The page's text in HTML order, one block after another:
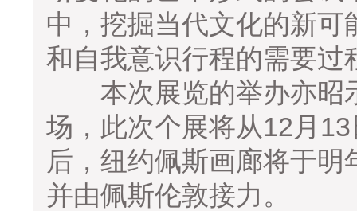
中，挖掘当代文化的新
和自我意识行程的需要过
本次展览的举办亦昭
场，此次个展将从12月
后，纽约佩斯画廊将于
并由佩斯伦敦接力。